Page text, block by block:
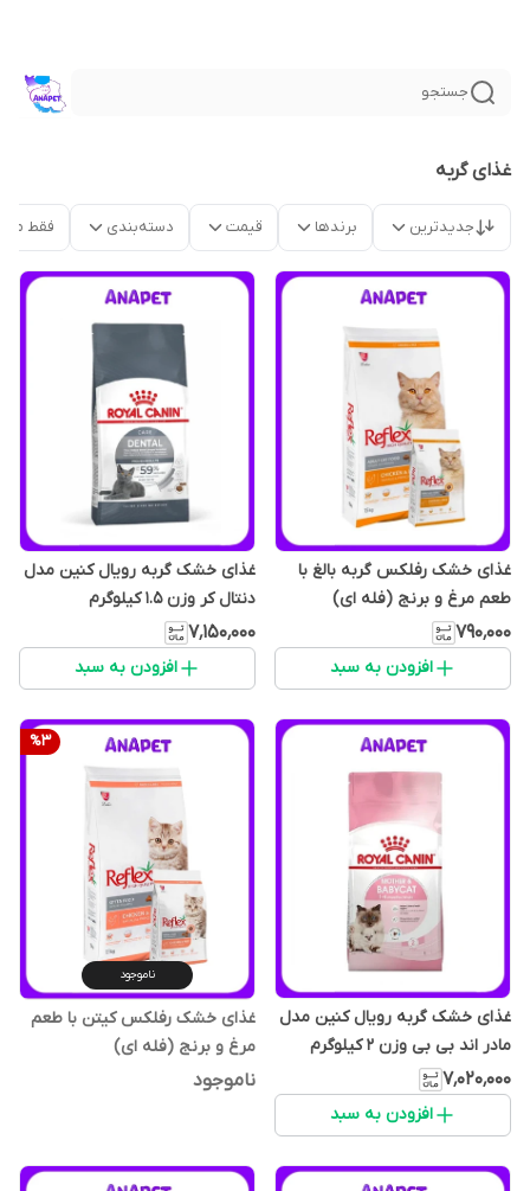
جستجو
غذای گربه
جدیدترین برندها قیمت دسته‌بندی فقط
غذای خشک رفلکس گربه بالغ با
طعم مرغ و برنج (فله ای)
۷۹۰٬۰۰۰
افزودن به سبد
غذای خشک گربه رویال کنین مدل
دنتال کر وزن 1.5 کیلوگرم
۷٬۱۵۰٬۰۰۰
افزودن به سبد
غذای خشک گربه رویال کنین مدل
مادر اند بی بی وزن 2 کیلوگرم
۷٬۰۲۰٬۰۰۰
افزودن به سبد
%3
ناموجود
غذای خشک رفلکس کیتن با طعم
مرغ و برنج (فله ای)
ناموجود